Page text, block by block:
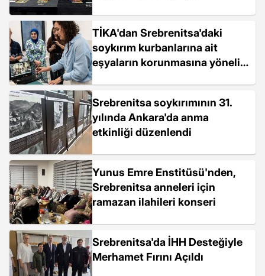
TİKA'dan Srebrenitsa'daki
soykırım kurbanlarına ait
eşyaların korunmasına yönelik
Srebrenitsa soykırımının 31.
yılında Ankara'da anma
etkinliği düzenlendi
Yunus Emre Enstitüsü'nden,
Srebrenitsa anneleri için
ramazan ilahileri konseri
Srebrenitsa'da İHH Desteğiyle
Merhamet Fırını Açıldı